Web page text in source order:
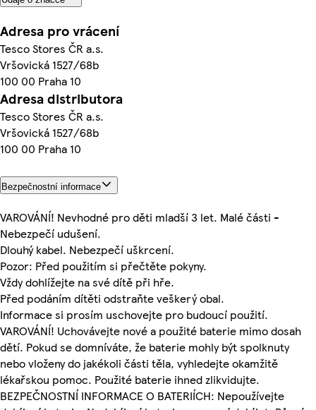
Adresa pro vrácení
Tesco Stores ČR a.s.
Vršovická 1527/68b
100 00 Praha 10
Adresa distributora
Tesco Stores ČR a.s.
Vršovická 1527/68b
100 00 Praha 10
Bezpečnostní informace
VAROVÁNÍ! Nevhodné pro děti mladší 3 let. Malé části -
Nebezpečí udušení.
Dlouhý kabel. Nebezpečí uškrcení.
Pozor: Před použitím si přečtěte pokyny.
Vždy dohlížejte na své dítě při hře.
Před podáním dítěti odstraňte veškerý obal.
Informace si prosím uschovejte pro budoucí použití.
VAROVÁNÍ! Uchovávejte nové a použité baterie mimo dosah
dětí. Pokud se domníváte, že baterie mohly být spolknuty
nebo vloženy do jakékoli části těla, vyhledejte okamžitě
lékařskou pomoc. Použité baterie ihned zlikvidujte.
BEZPEČNOSTNÍ INFORMACE O BATERIÍCH: Nepoužívejte